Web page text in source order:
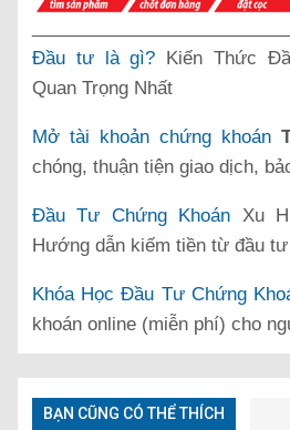
Đầu tư là gì? Kiến Thức
Quan Trọng Nhất
Mở tài khoản chứng khoán
chóng, thuận tiện giao dịch,
Đầu Tư Chứng Khoán Xu
Hướng dẫn kiếm tiền từ đầu
Khóa Học Đầu Tư Chứng
khoán online (miễn phí) cho
BẠN CŨNG CÓ THỂ THÍCH